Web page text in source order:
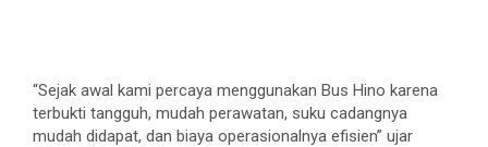
“Sejak awal kami percaya menggunakan Bus Hino karena
terbukti tangguh, mudah perawatan, suku cadangnya
mudah didapat, dan biaya operasionalnya efisien” ujar